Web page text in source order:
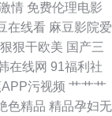
产精品国产 91狼友之
日韩素人影院 91天
超碰人人看 日本久
情 免费伦理电影
在线看 麻豆影院爱
狠狠干欧美 国产三
在线网 91福利社
污视频 艹艹艹
色精品 精品孕妇无